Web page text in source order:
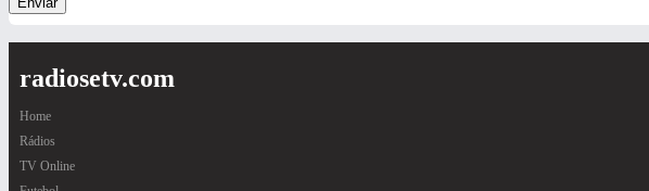
radiosetv.com
Home
Rádios
TV Online